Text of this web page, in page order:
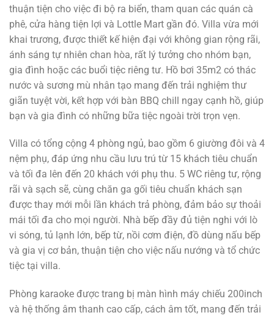
thuận tiện cho việc đi bộ ra biển, tham quan các quán cà
phê, cửa hàng tiện lợi và Lottle Mart gần đó. Villa vừa mới
khai trương, được thiết kế hiện đại với không gian rộng rãi,
ánh sáng tự nhiên chan hòa, rất lý tưởng cho nhóm bạn,
gia đình hoặc các buổi tiệc riêng tư. Hồ bơi 35m2 có thác
nước và sương mù nhân tạo mang đến trải nghiệm thư
giãn tuyệt vời, kết hợp với bàn BBQ chill ngay cạnh hồ, giúp
bạn và gia đình có những bữa tiệc ngoài trời trọn vẹn.
Villa có tổng cộng 4 phòng ngủ, bao gồm 6 giường đôi và 4
nệm phụ, đáp ứng nhu cầu lưu trú từ 15 khách tiêu chuẩn
và tối đa lên đến 20 khách với phụ thu. 5 WC riêng tư, rộng
rãi và sạch sẽ, cùng chăn ga gối tiêu chuẩn khách sạn
được thay mới mỗi lần khách trả phòng, đảm bảo sự thoải
mái tối đa cho mọi người. Nhà bếp đầy đủ tiện nghi với lò
vi sóng, tủ lạnh lớn, bếp từ, nồi cơm điện, đồ dùng nấu bếp
và gia vị cơ bản, thuận tiện cho việc nấu nướng và tổ chức
tiệc tại villa.
Phòng karaoke được trang bị màn hình máy chiếu 200inch
và hệ thống âm thanh cao cấp, cách âm tốt, mang đến trải